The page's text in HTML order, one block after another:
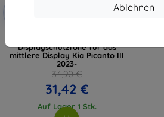
Ablehnen
EXTRA10
Displayschutzfolie für das
mittlere Display Kia Picanto III
2023-
34,90 €
31,42 €
Auf Lager 1 Stk.